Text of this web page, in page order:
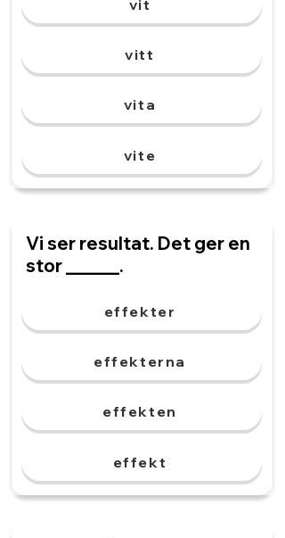
vit
vitt
vita
vite
Vi ser resultat. Det ger en
stor ______.
effekter
effekterna
effekten
effekt